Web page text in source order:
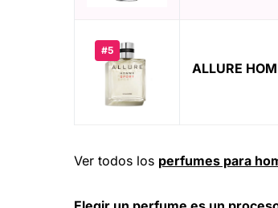
#5
ALLURE
Ver todos los perfumes para